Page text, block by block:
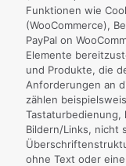
Funktionen wie
(WooCommerce),
PayPal on
Elemente
und Produkte, die
Anforderungen an
zählen
Tastaturbedienung,
Bildern/Links, nicht
ohne Text oder